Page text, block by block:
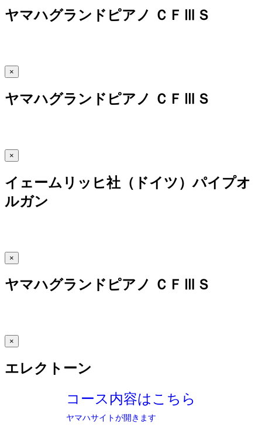
ヤマハグランドピアノ ＣＦⅢＳ
×
ヤマハグランドピアノ ＣＦⅢＳ
×
イェームリッヒ社（ドイツ）パイプオ
ルガン
×
ヤマハグランドピアノ ＣＦⅢＳ
×
エレクトーン
コース内容はこちら
ヤマハサイトが開きます